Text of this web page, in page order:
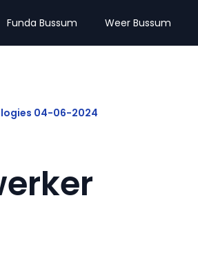
Funda Bussum Weer Bussum
04-06-2024